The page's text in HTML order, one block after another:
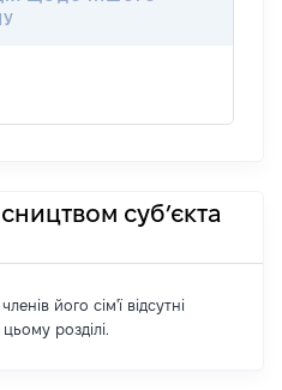
суб’єкта
його сім'ї відсутні
розділі.